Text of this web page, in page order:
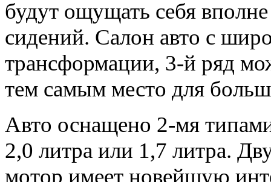
будут ощущать себя
сидений. Салон авто с
трансформации, 3-й ряд
тем самым место для
Авто оснащено 2-мя
2,0 литра или 1,7 литра.
мотор имеет новейшую